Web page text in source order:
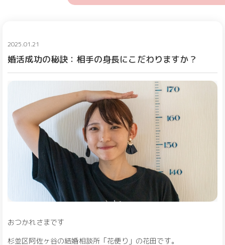
2025.01.21
婚活成功の秘訣：相手の身長にこだわりますか？
おつかれさまです
杉並区阿佐ヶ谷の結婚相談所「花便り」の花田です。